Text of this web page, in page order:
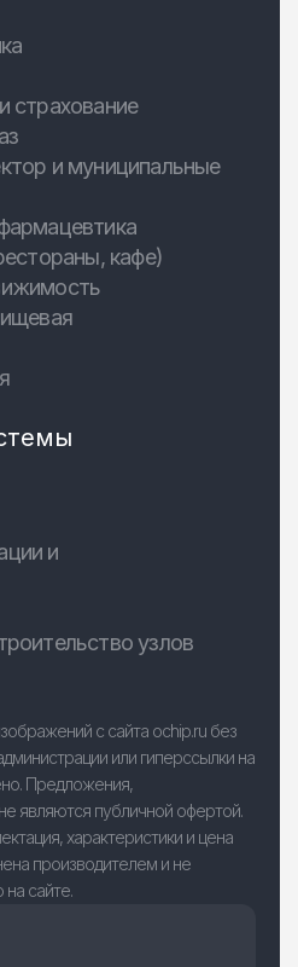
страхование
и муниципальные
кафе)
и
узлов
с сайта ochip.ru без
или гиперссылки на
Предложения,
являются публичной офертой.
характеристики и цена
производителем и не
сайте.